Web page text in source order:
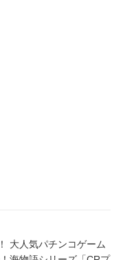
大人気パチンコゲーム